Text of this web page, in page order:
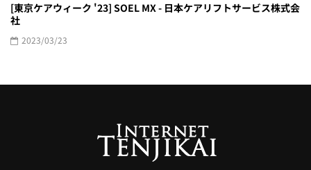
[東京ケアウィーク '23] SOEL MX - 日本ケアリフトサービス株式会
社
2023/03/23